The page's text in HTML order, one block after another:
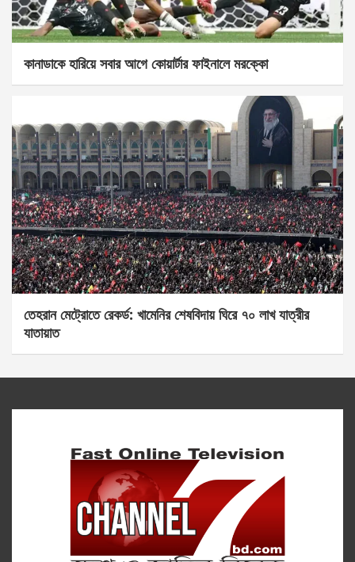
কানাডাকে হারিয়ে সবার আগে কোয়ার্টার ফাইনালে মরক্কো
তেহরান মেট্রোতে রেকর্ড: খামেনির শেষবিদায় ঘিরে ৭০ লাখ যাত্রীর
যাতায়াত